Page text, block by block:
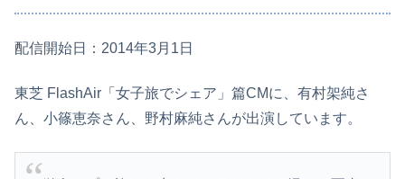
配信開始日：2014年3月1日
東芝 FlashAir「女子旅でシェア」篇CMに、有村架純さ
ん、小篠恵奈さん、野村麻純さんが出演しています。